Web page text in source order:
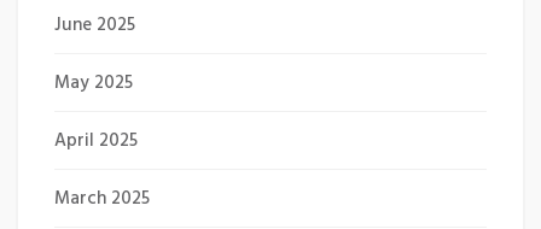
June 2025
May 2025
April 2025
March 2025